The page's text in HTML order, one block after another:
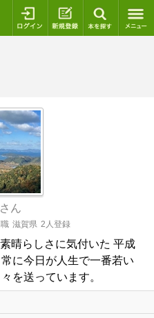
ログイン 新規登録
ん
滋賀県 2人登録
晴らしさに気付いた 平成
に今日が人生で一番若い
を送っています。